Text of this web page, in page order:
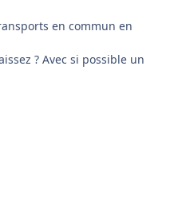
en commun en
? Avec si possible un